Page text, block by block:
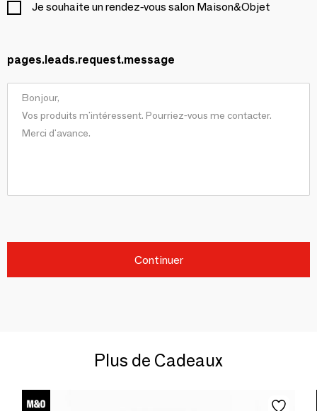
Je souhaite un rendez-vous salon Maison&Objet
pages.leads.request.message
Continuer
Plus de Cadeaux